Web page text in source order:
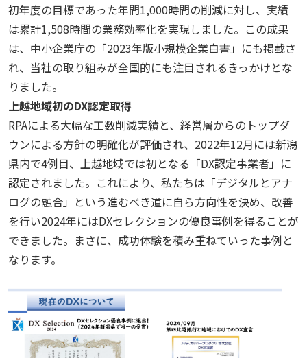
初年度の目標であった年間1,000時間の削減に対し、実績
は累計1,508時間の業務効率化を実現しました。この成果
は、中小企業庁の「2023年版小規模企業白書」にも掲載さ
れ、当社の取り組みが全国的にも注目されるきっかけとな
りました。
上越地域初のDX認定取得
RPAによる大幅な工数削減実績と、経営層からのトップダ
ウンによる方針の明確化が評価され、 2022年12月には新潟
県内で4例目、上越地域では初となる「DX認定事業者」に
認定されました。これにより、私たちは「デジタルとアナ
ログの融合」という進むべき道に自ら方向性を決め、改善
を行い2024年にはDXセレクションの優良事例を得ることが
できました。まさに、成功体験を積み重ねていった事例と
なります。